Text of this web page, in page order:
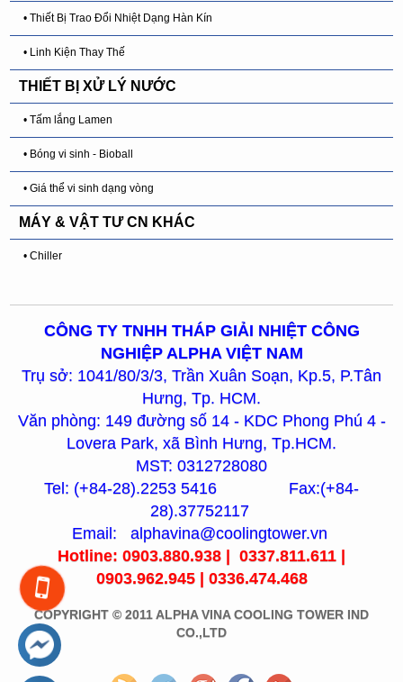
• Thiết Bị Trao Đổi Nhiệt Dạng Hàn Kín
• Linh Kiện Thay Thế
THIẾT BỊ XỬ LÝ NƯỚC
• Tấm lắng Lamen
• Bóng vi sinh - Bioball
• Giá thể vi sinh dạng vòng
MÁY & VẬT TƯ CN KHÁC
• Chiller
CÔNG TY TNHH THÁP GIẢI NHIỆT CÔNG
NGHIỆP ALPHA VIỆT NAM
Trụ sở: 1041/80/3/3, Trần Xuân Soạn, Kp.5, P.Tân
Hưng, Tp. HCM.
Văn phòng: 149 đường số 14 - KDC Phong Phú 4 -
Lovera Park, xã Bình Hưng, Tp.HCM.
MST: 0312728080
Tel: (+84-28).2253 5416 Fax:(+84-
28).37752117
Email: alphavina@coolingtower.vn
Hotline: 0903.880.938 | 0337.811.611 |
0903.962.945 | 0336.474.468
COPYRIGHT © 2011 ALPHA VINA COOLING TOWER IND
CO.,LTD